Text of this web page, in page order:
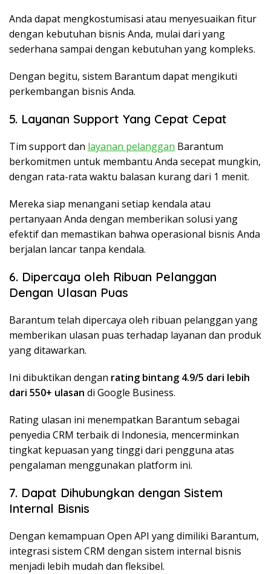
Anda dapat mengkostumisasi atau menyesuaikan fitur
dengan kebutuhan bisnis Anda, mulai dari yang
sederhana sampai dengan kebutuhan yang kompleks.
Dengan begitu, sistem Barantum dapat mengikuti
perkembangan bisnis Anda.
5. Layanan Support Yang Cepat Cepat
Tim support dan layanan pelanggan Barantum
berkomitmen untuk membantu Anda secepat mungkin,
dengan rata-rata waktu balasan kurang dari 1 menit.
Mereka siap menangani setiap kendala atau
pertanyaan Anda dengan memberikan solusi yang
efektif dan memastikan bahwa operasional bisnis Anda
berjalan lancar tanpa kendala.
6. Dipercaya oleh Ribuan Pelanggan
Dengan Ulasan Puas
Barantum telah dipercaya oleh ribuan pelanggan yang
memberikan ulasan puas terhadap layanan dan produk
yang ditawarkan.
Ini dibuktikan dengan rating bintang 4.9/5 dari lebih
dari 550+ ulasan di Google Business.
Rating ulasan ini menempatkan Barantum sebagai
penyedia CRM terbaik di Indonesia, mencerminkan
tingkat kepuasan yang tinggi dari pengguna atas
pengalaman menggunakan platform ini.
7. Dapat Dihubungkan dengan Sistem
Internal Bisnis
Dengan kemampuan Open API yang dimiliki Barantum,
integrasi sistem CRM dengan sistem internal bisnis
menjadi lebih mudah dan fleksibel.